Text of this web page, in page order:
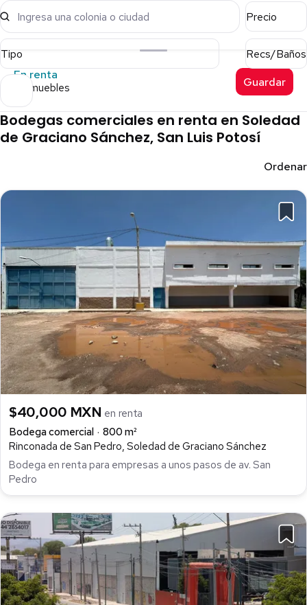
Ingresa una colonia o ciudad Precio
Tipo
Recs/Baños
En renta
5 inmuebles Guardar
Bodegas comerciales en renta en Soledad
de Graciano Sánchez, San Luis Potosí
Ordenar
$40,000 MXN en renta
Bodega comercial
800 m²
Rinconada de San Pedro, Soledad de Graciano Sánchez
Bodega en renta para empresas a unos pasos de av. San
Pedro